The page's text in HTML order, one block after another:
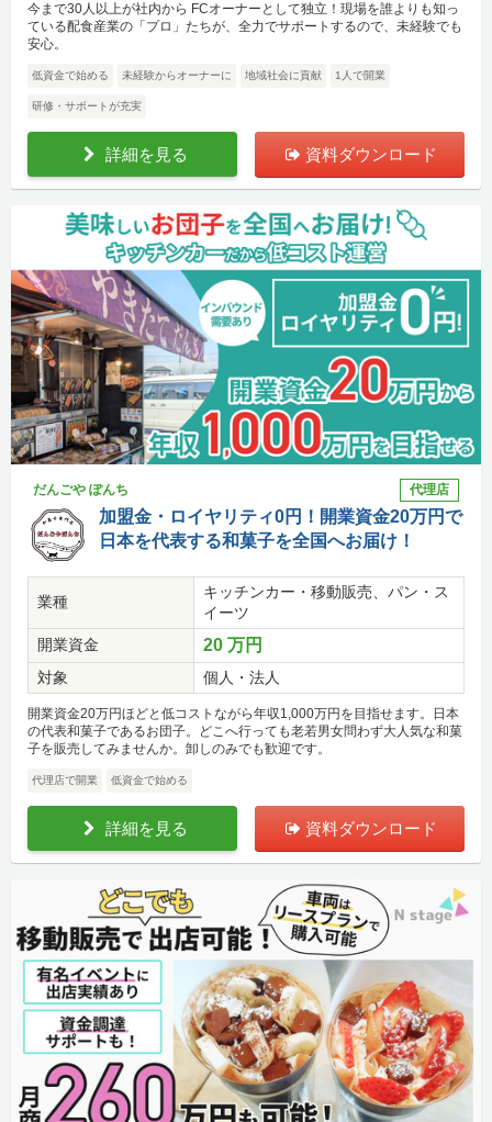
今まで30人以上が社内から FCオーナーとして独立！現場を誰よりも知っ
ている配食産業の「プロ」たちが、全力でサポートするので、未経験でも
安心。
低資金で始める 未経験からオーナーに 地域社会に貢献 1人で開業
研修・サポートが充実
詳細を見る 資料ダウンロード
だんごや ぽんち 代理店
加盟金・ロイヤリティ0円！開業資金20万円で
日本を代表する和菓子を全国へお届け！
業種
キッチンカー・移動販売、パン・ス
イーツ
開業資金
20 万円
対象 個人・法人
開業資金20万円ほどと低コストながら年収1,000万円を目指せます。日本
の代表和菓子であるお団子。どこへ行っても老若男女問わず大人気な和菓
子を販売してみませんか。卸しのみでも歓迎です。
代理店で開業 低資金で始める
詳細を見る 資料ダウンロード